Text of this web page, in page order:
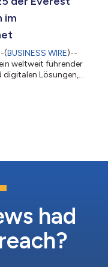
im
(BUSINESS WIRE)--
weltweit führender
Lösungen,
und
Assets
had